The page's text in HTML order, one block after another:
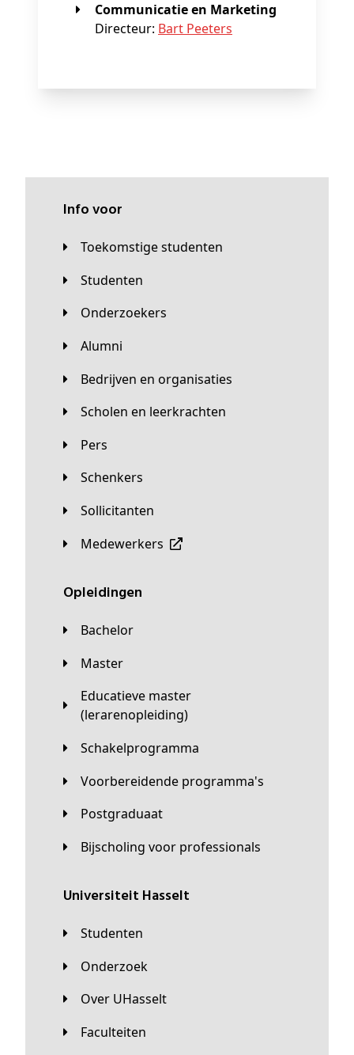
Communicatie en Marketing
Directeur: Bart Peeters
Info voor
Toekomstige studenten
Studenten
Onderzoekers
Alumni
Bedrijven en organisaties
Scholen en leerkrachten
Pers
Schenkers
Sollicitanten
Medewerkers
Opleidingen
Bachelor
Master
Educatieve master
(lerarenopleiding)
Schakelprogramma
Voorbereidende programma's
Postgraduaat
Bijscholing voor professionals
universiteit Hasselt
Studenten
Onderzoek
Over UHasselt
Faculteiten